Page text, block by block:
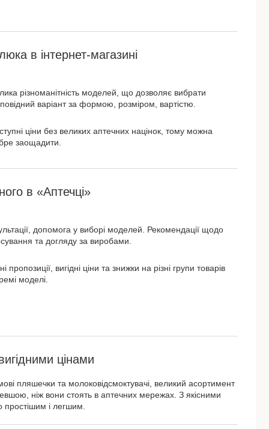
в інтернет-магазині
різноманітність моделей, що дозволяє вибрати
варіант за формою, розміром, вартістю.
ціни без великих аптечних націнок, тому можна
заощадити.
в «Аптечці»
допомога у виборі моделей. Рекомендації щодо
та догляду за виробами.
пропозиції, вигідні ціни та знижки на різні групи товарів
моделі.
цінами
пляшечки та молоковідсмоктувачі, великий асортимент
ніж вони стоять в аптечних мережах. З якісними
і легшим.